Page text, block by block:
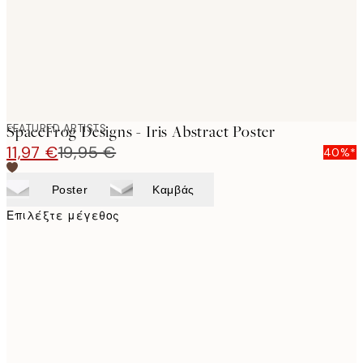
FEATURED ARTISTS
SpaceFrog Designs - Iris Abstract Poster
11,97 €19,95 € 40%*
Poster Καμβάς
Επιλέξτε μέγεθος